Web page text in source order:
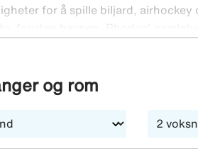
for å spille biljard,
historiske severdigheter,
med på noen av våre arrangerte
og rom